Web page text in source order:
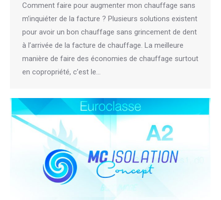
Comment faire pour augmenter mon chauffage sans
m’inquiéter de la facture ? Plusieurs solutions existent
pour avoir un bon chauffage sans grincement de dent
à l’arrivée de la facture de chauffage. La meilleure
manière de faire des économies de chauffage surtout
en copropriété, c’est le…